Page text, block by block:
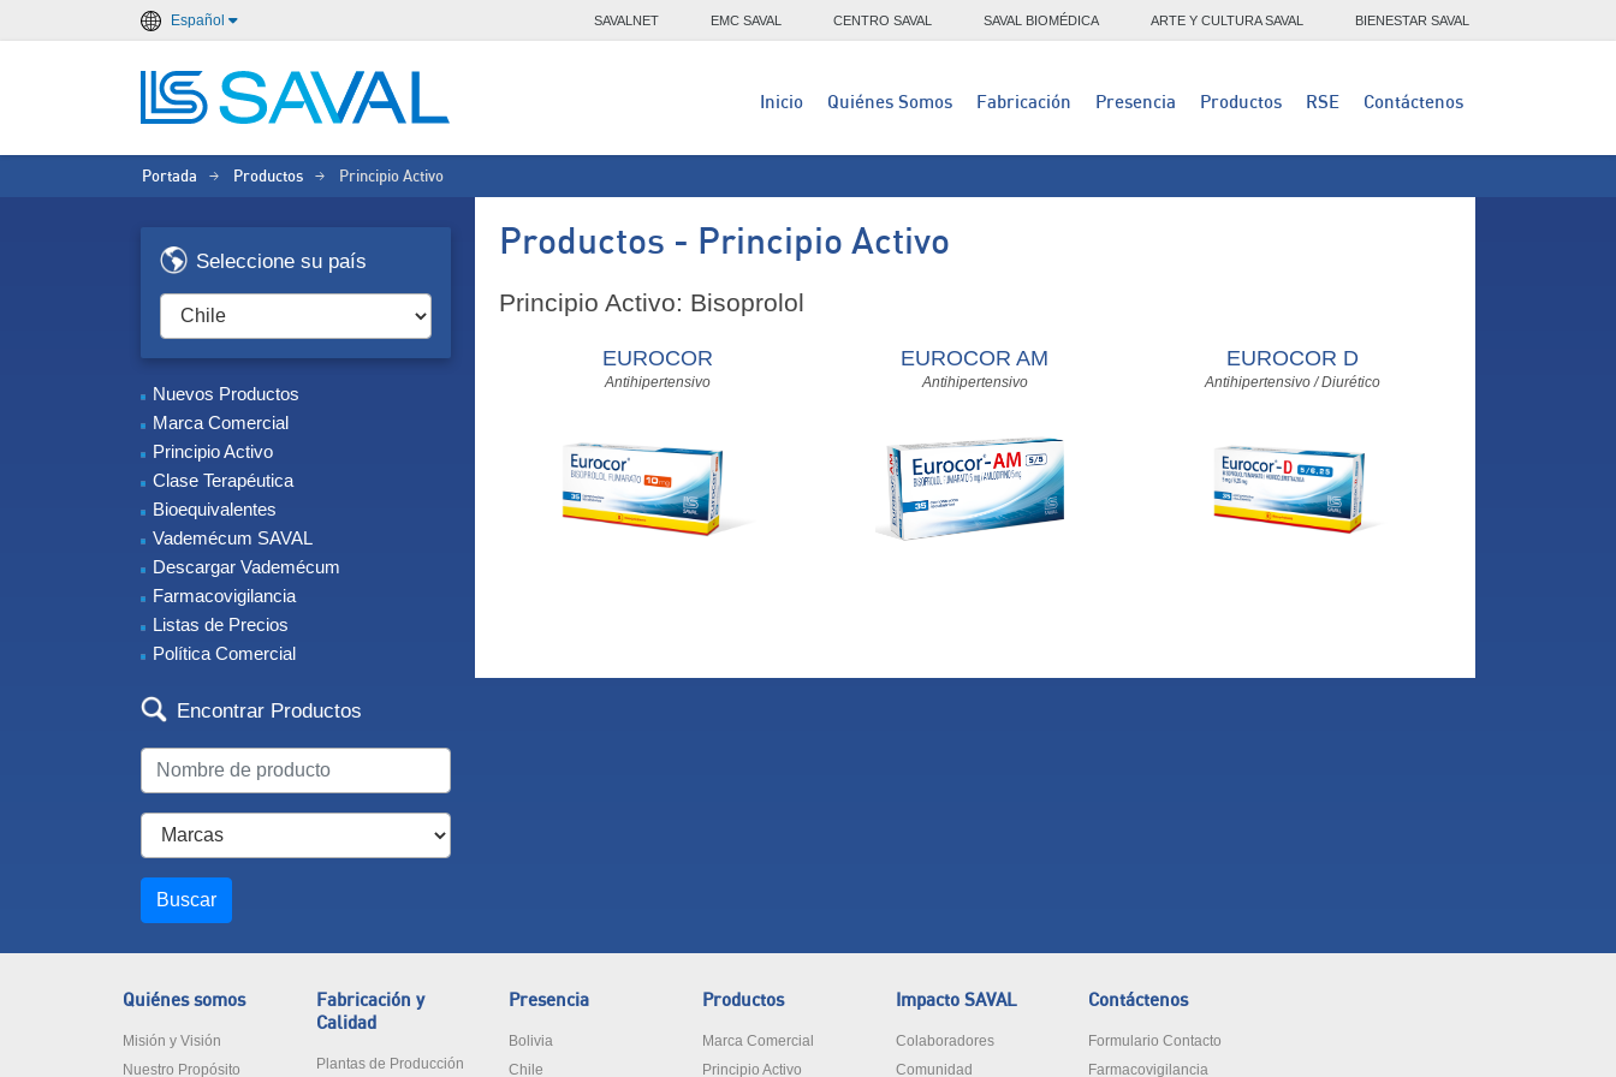
Español SAVALNET EMC SAVAL CENTRO SAVAL SAVAL BIOMÉDICA ARTE Y CULTURA SAVAL BIENESTAR SAVAL
Inicio Quiénes Somos Fabricación Presencia Productos RSE Contáctenos
Portada > Productos > Principio Activo
Seleccione su país
Nuevos Productos
Marca Comercial
Principio Activo
Clase Terapéutica
Bioequivalentes
Vademécum SAVAL
Descargar Vademécum
Farmacovigilancia
Listas de Precios
Política Comercial
Encontrar Productos
Buscar
Productos - Principio Activo
Principio Activo: Bisoprolol
EUROCOR
Antihipertensivo
EUROCOR AM
Antihipertensivo
EUROCOR D
Antihipertensivo / Diurético
Quiénes somos
Misión y Visión
Nuestro Propósito
Fabricación y
Calidad
Plantas de Producción
Presencia
Bolivia
Chile
Productos
Marca Comercial
Principio Activo
Impacto SAVAL
Colaboradores
Comunidad
Contáctenos
Formulario Contacto
Farmacovigilancia